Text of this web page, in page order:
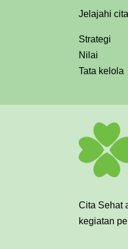
Jelajahi
Strategi
Nilai
Tata kelola
Cita Sehat
kegiatan